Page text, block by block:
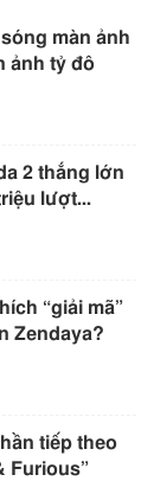
màn ảnh
ảnh tỷ đô
2 thắng lớn
lượt...
“giải mã”
Zendaya?
tiếp theo
Furious”